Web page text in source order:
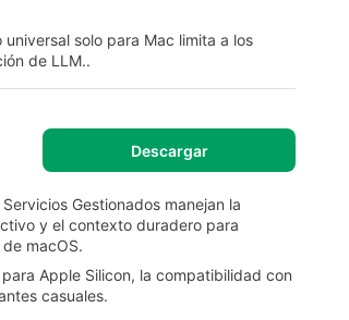
solo para Mac limita a los
de LLM..
Descargar
Gestionados manejan la
y el contexto duradero para
macOS.
Apple Silicon, la compatibilidad con
casuales.